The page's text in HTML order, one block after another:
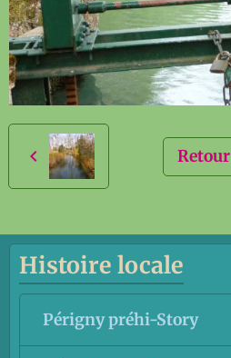
Retour
Histoire locale
Périgny préhi-Story